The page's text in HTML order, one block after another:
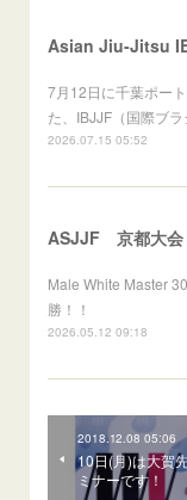
7月12日に千葉ポー
た、IBJJF（国際ブ
2026.07.15 05:52
ASJJF 京都大会
Male White Master
勝！！
2026.05.12 09:18
2018.12.08 05:06
10日(月)は大賀
ミナーです！